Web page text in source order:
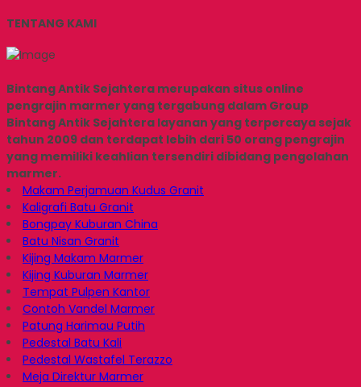
TENTANG KAMI
Bintang Antik Sejahtera merupakan situs online
pengrajin marmer yang tergabung dalam Group
Bintang Antik Sejahtera layanan yang terpercaya sejak
tahun 2009 dan terdapat lebih dari 50 orang pengrajin
yang memiliki keahlian tersendiri dibidang pengolahan
marmer.
Makam Perjamuan Kudus Granit
Kaligrafi Batu Granit
Bongpay Kuburan China
Batu Nisan Granit
Kijing Makam Marmer
Kijing Kuburan Marmer
Tempat Pulpen Kantor
Contoh Vandel Marmer
Patung Harimau Putih
Pedestal Batu Kali
Pedestal Wastafel Terazzo
Meja Direktur Marmer